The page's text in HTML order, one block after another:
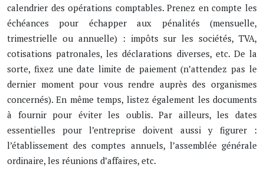
calendrier des opérations comptables. Prenez en compte les
échéances pour échapper aux pénalités (mensuelle,
trimestrielle ou annuelle) : impôts sur les sociétés, TVA,
cotisations patronales, les déclarations diverses, etc. De la
sorte, fixez une date limite de paiement (n’attendez pas le
dernier moment pour vous rendre auprès des organismes
concernés). En même temps, listez également les documents
à fournir pour éviter les oublis. Par ailleurs, les dates
essentielles pour l’entreprise doivent aussi y figurer :
l’établissement des comptes annuels, l’assemblée générale
ordinaire, les réunions d’affaires, etc.